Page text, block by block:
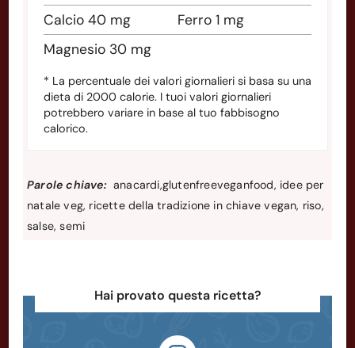
Calcio 40 mg Ferro 1 mg
Magnesio 30 mg
* La percentuale dei valori giornalieri si basa su una
dieta di 2000 calorie. I tuoi valori giornalieri
potrebbero variare in base al tuo fabbisogno
calorico.
Parole chiave: anacardi,glutenfreeveganfood, idee per
natale veg, ricette della tradizione in chiave vegan, riso,
salse, semi
Hai provato questa ricetta?